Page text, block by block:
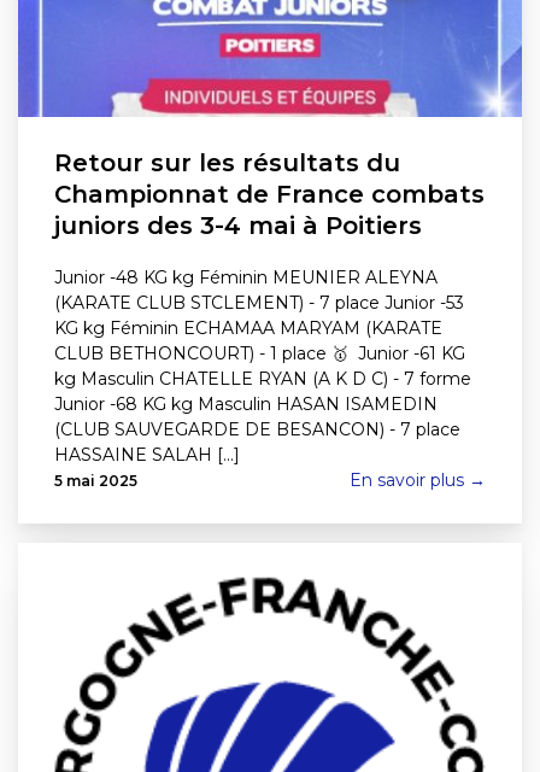
Retour sur les résultats du
Championnat de France combats
juniors des 3-4 mai à Poitiers
Junior -48 KG kg Féminin MEUNIER ALEYNA
(KARATE CLUB STCLEMENT) - 7 place Junior -53
KG kg Féminin ECHAMAA MARYAM (KARATE
CLUB BETHONCOURT) - 1 place 🥇 Junior -61 KG
kg Masculin CHATELLE RYAN (A K D C) - 7 forme
Junior -68 KG kg Masculin HASAN ISAMEDIN
(CLUB SAUVEGARDE DE BESANCON) - 7 place
HASSAINE SALAH [...]
5 mai 2025 En savoir plus →